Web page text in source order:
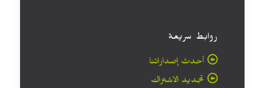
روابط سريعة
أحدث إصداراتنا
تجديد الاشتراك